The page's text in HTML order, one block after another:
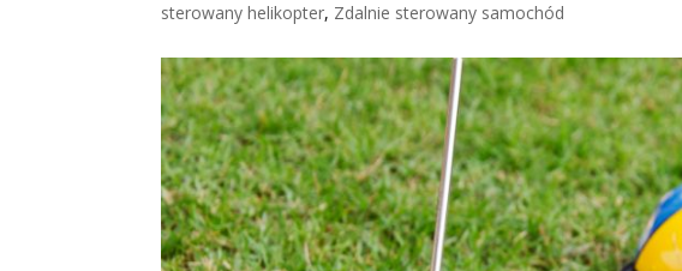
sterowany helikopter, Zdalnie sterowany samochód